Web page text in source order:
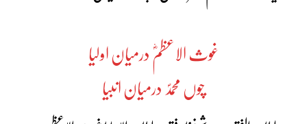
غوث الاعظمؓ درمیان اولیا
چوں محمدؐ درمیان انبیا